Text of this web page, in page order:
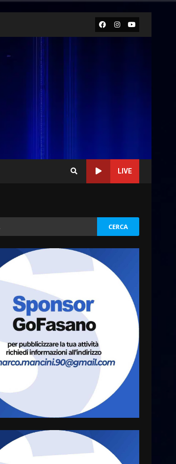
Facebook
Instagram
Youtube
LIVE
Fasanese ferito a colpi di
6 Agosto 2026 18:13
Carta d’identità: continua il
piano di aperture
straordinarie del Comune di
Fasano
6 Agosto 2026 14:16
Grazia Neglia, coordinatrice
cittadina di Fratelli d’Italia,
pronta a tornare in Consiglio
6 Agosto 2026 08:00
Cura dei beni comuni e
cittadinanza attiva: online
l’avviso per la gestione
condivisa della Villetta di
Laureto